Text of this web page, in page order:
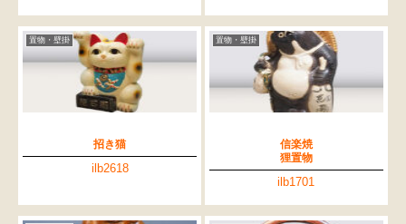
置物・壁掛
招き猫
ilb2618
置物・壁掛
信楽焼
狸置物
ilb1701